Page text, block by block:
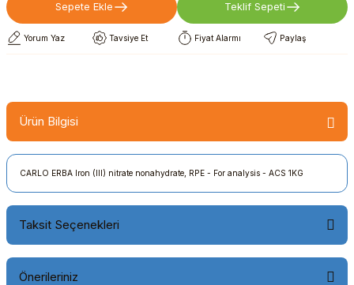
Sepete Ekle Teklif Sepeti
Yorum Yaz Tavsiye Et Fiyat Alarmı Paylaş
Ürün Bilgisi
CARLO ERBA Iron (III) nitrate nonahydrate, RPE - For analysis - ACS 1KG
Taksit Seçenekleri
Önerileriniz